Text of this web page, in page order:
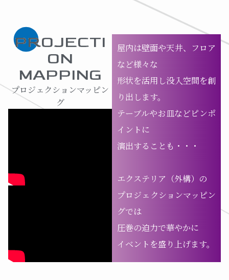
PROJECTI
ON
MAPPING
プロジェクションマッピン
グ
屋内は壁面や天井、フロア
など様々な
形状を活用し没入空間を創
り出します。
テーブルやお皿などピンポ
イントに
演出することも・・・
エクステリア（外構）の
プロジェクションマッピン
グでは
圧巻の迫力で華やかに
イベントを盛り上げます。